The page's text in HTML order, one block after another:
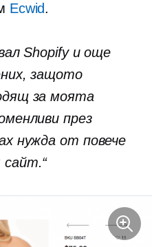
Ecwid.
Shopify и още
защото
за моята
през
нужда от повече
сайт.“